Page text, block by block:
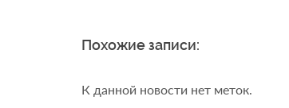
Похожие записи:
К данной новости нет меток.